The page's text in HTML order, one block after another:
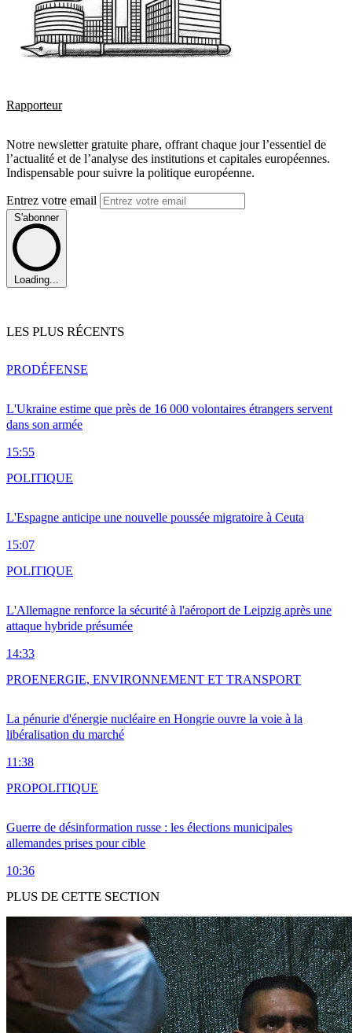
Rapporteur
Notre newsletter gratuite phare, offrant chaque jour l’essentiel de
l’actualité et de l’analyse des institutions et capitales européennes.
Indispensable pour suivre la politique européenne.
Entrez votre email
S'abonner
Loading...
LES PLUS RÉCENTS
L'Ukraine estime que près de 16 000 volontaires étrangers servent
dans son armée
15:55
PRODÉFENSE
L'Espagne anticipe une nouvelle poussée migratoire à Ceuta
15:07
POLITIQUE
L'Allemagne renforce la sécurité à l'aéroport de Leipzig après une
attaque hybride présumée
14:33
POLITIQUE
La pénurie d'énergie nucléaire en Hongrie ouvre la voie à la
libéralisation du marché
11:38
PROENERGIE, ENVIRONNEMENT ET TRANSPORT
Guerre de désinformation russe : les élections municipales
allemandes prises pour cible
10:36
PROPOLITIQUE
PLUS DE CETTE SECTION